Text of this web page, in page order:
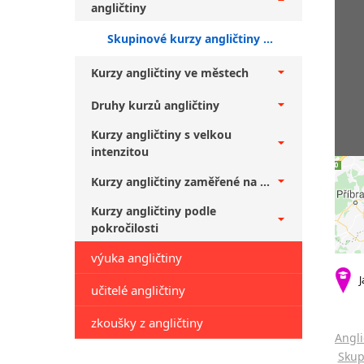
angličtiny
Skupinové kurzy angličtiny pro veřejnost Praha + mírně pokročilí
Kurzy angličtiny ve městech
Druhy kurzů angličtiny
Kurzy angličtiny s velkou
intenzitou
Kurzy angličtiny zaměřené na ...
Kurzy angličtiny podle
pokročilosti
výuka angličtiny
učitelé angličtiny
zkoušky z angličtiny